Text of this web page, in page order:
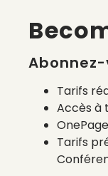
Made in France
à la carte
Tarifs
Accès à
Tarifs